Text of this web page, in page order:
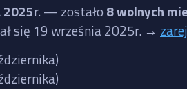
r. — zostało 8 wolnych
się 19 września 2025r. →